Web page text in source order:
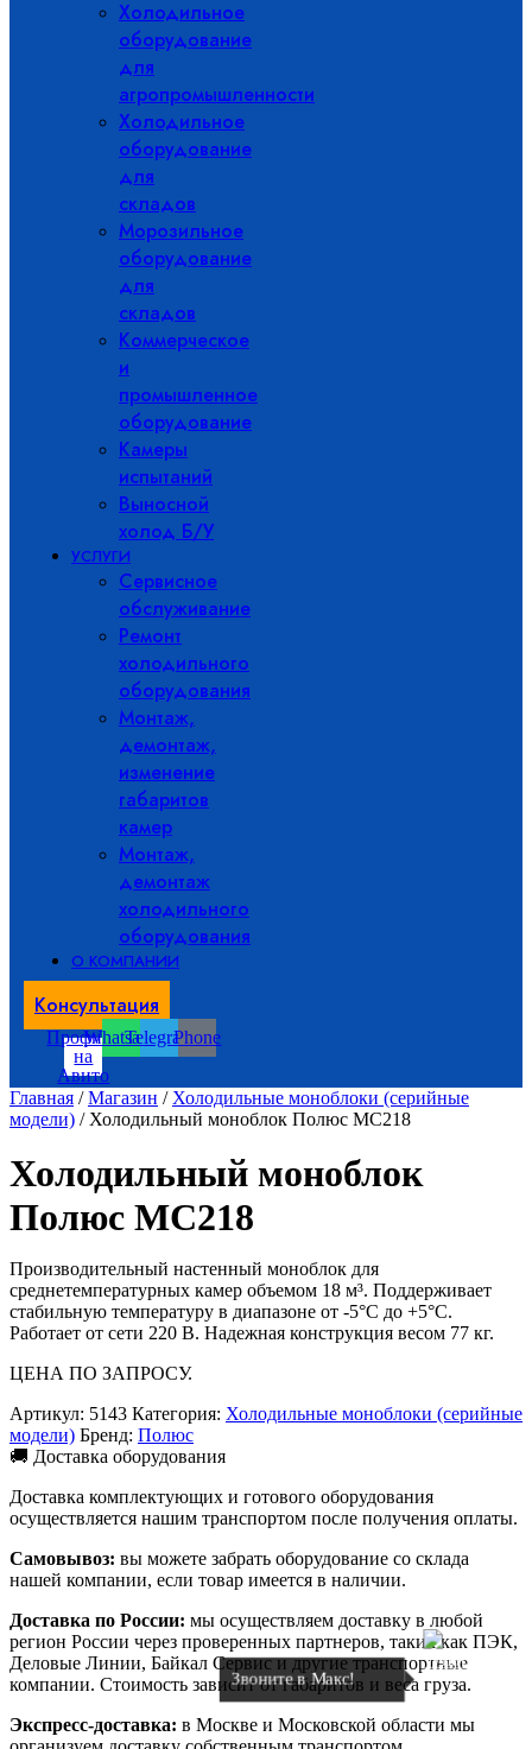
Холодильное
оборудование
для
агропромышленности
Холодильное
оборудование
для
складов
Морозильное
оборудование
для
складов
Коммерческое
и
промышленное
оборудование
Камеры
испытаний
Выносной
холод Б/У
УСЛУГИ
Сервисное
обслуживание
Ремонт
холодильного
оборудования
Монтаж,
демонтаж,
изменение
габаритов
камер
Монтаж,
демонтаж
холодильного
оборудования
О КОМПАНИИ
Консультация
Профиль
на
Авито
WhatsappTelegramPhone
Главная /Магазин / Холодильные моноблоки (серийные
модели) / Холодильный моноблок Полюс MC218
Холодильный моноблок
Полюс MC218
Производительный настенный моноблок для
среднетемпературных камер объемом 18 м³. Поддерживает
стабильную температуру в диапазоне от -5°C до +5°C.
Работает от сети 220 В. Надежная конструкция весом 77 кг.
ЦЕНА ПО ЗАПРОСУ.
Артикул: 5143 Категория: Холодильные моноблоки (серийные
модели) Бренд: Полюс
🚚 Доставка оборудования
Доставка комплектующих и готового оборудования
осуществляется нашим транспортом после получения оплаты.
Самовывоз: вы можете забрать оборудование со склада
нашей компании, если товар имеется в наличии.
Доставка по России: мы осуществляем доставку в любой
регион России через проверенных партнеров, таких как ПЭК,
Деловые Линии, Байкал Сервис и другие транспортные
компании. Стоимость зависит от габаритов и веса груза.
Экспресс-доставка: в Москве и Московской области мы
Звоните в Макс!